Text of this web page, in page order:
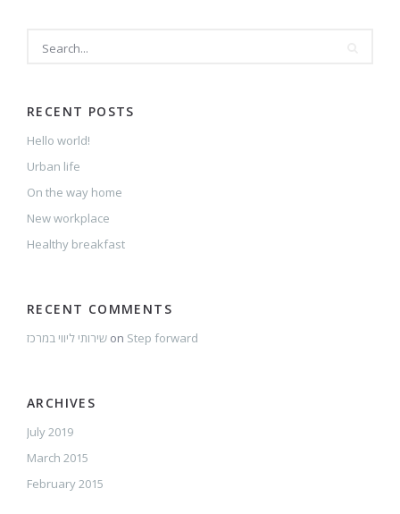
RECENT POSTS
Hello world!
Urban life
On the way home
New workplace
Healthy breakfast
RECENT COMMENTS
שירותי ליווי במרכז on Step forward
ARCHIVES
July 2019
March 2015
February 2015